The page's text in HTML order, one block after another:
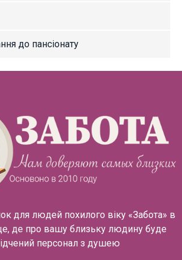
до пансіонату
для людей похилого віку «Забота» в
де про вашу близьку людину буде
персонал з душею